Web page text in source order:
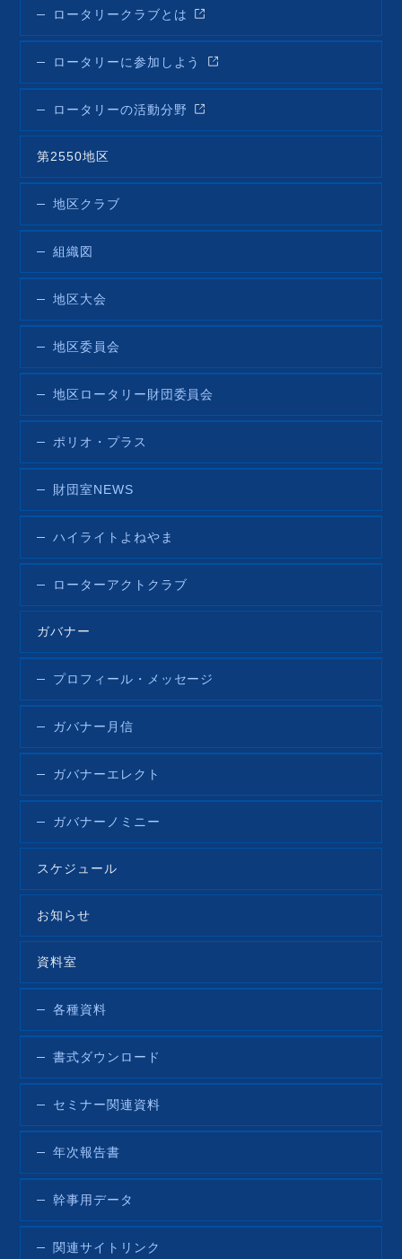
ロータリークラブとは
ロータリーに参加しよう
ロータリーの活動分野
第2550地区
地区クラブ
組織図
地区大会
地区委員会
地区ロータリー財団委員会
ポリオ・プラス
財団室NEWS
ハイライトよねやま
ローターアクトクラブ
ガバナー
プロフィール・メッセージ
ガバナー月信
ガバナーエレクト
ガバナーノミニー
スケジュール
お知らせ
資料室
各種資料
書式ダウンロード
セミナー関連資料
年次報告書
幹事用データ
関連サイトリンク